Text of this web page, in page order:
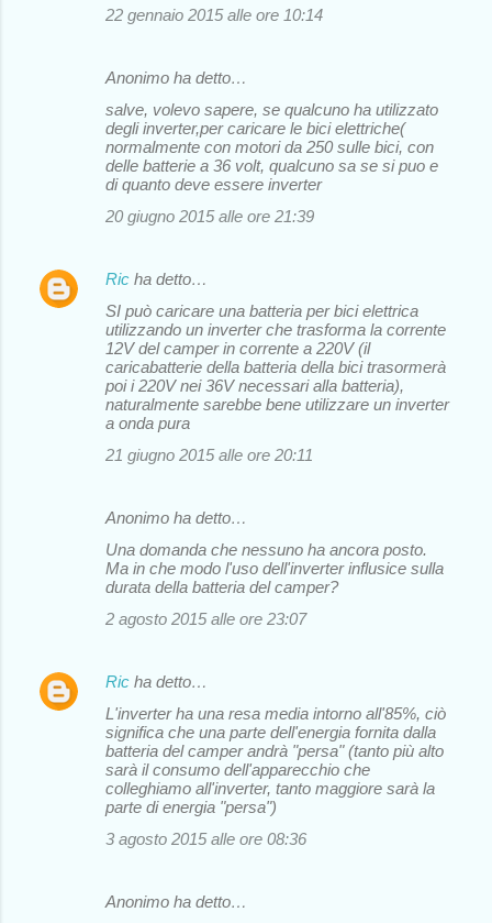
22 gennaio 2015 alle ore 10:14
Anonimo ha detto…
salve, volevo sapere, se qualcuno ha utilizzato
degli inverter,per caricare le bici elettriche(
normalmente con motori da 250 sulle bici, con
delle batterie a 36 volt, qualcuno sa se si puo e
di quanto deve essere inverter
20 giugno 2015 alle ore 21:39
Ric ha detto…
SI può caricare una batteria per bici elettrica
utilizzando un inverter che trasforma la corrente
12V del camper in corrente a 220V (il
caricabatterie della batteria della bici trasormerà
poi i 220V nei 36V necessari alla batteria),
naturalmente sarebbe bene utilizzare un inverter
a onda pura
21 giugno 2015 alle ore 20:11
Anonimo ha detto…
Una domanda che nessuno ha ancora posto.
Ma in che modo l'uso dell'inverter influsice sulla
durata della batteria del camper?
2 agosto 2015 alle ore 23:07
Ric ha detto…
L'inverter ha una resa media intorno all'85%, ciò
significa che una parte dell'energia fornita dalla
batteria del camper andrà "persa" (tanto più alto
sarà il consumo dell'apparecchio che
colleghiamo all'inverter, tanto maggiore sarà la
parte di energia "persa")
3 agosto 2015 alle ore 08:36
Anonimo ha detto…